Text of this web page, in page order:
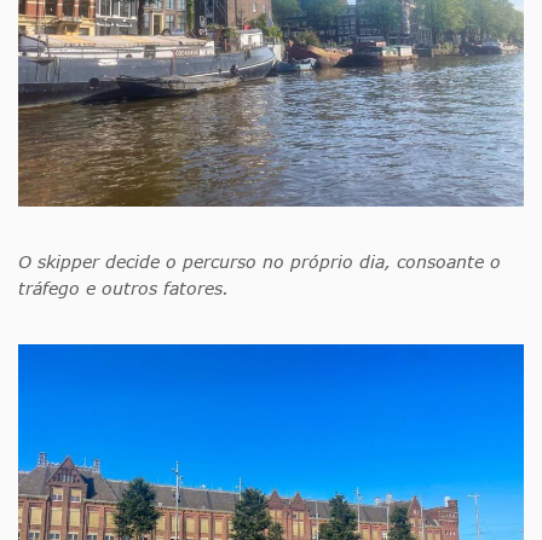
O skipper decide o percurso no próprio dia, consoante o
tráfego e outros fatores.